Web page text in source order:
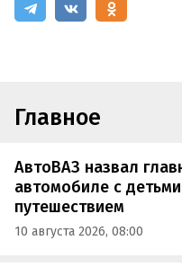
Главное
АвтоВАЗ назвал
автомобиле с
путешествием
10 августа 2026, 08:00